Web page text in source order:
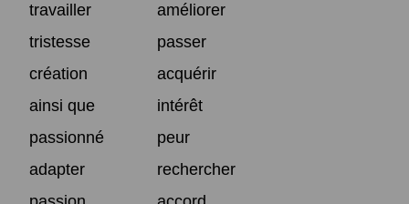
travailler
améliorer
tristesse
passer
création
acquérir
ainsi que
intérêt
passionné
peur
adapter
rechercher